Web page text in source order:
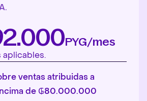
PYG/mes
aplicables.
ventas atribuidas a
de ₲80.000.000